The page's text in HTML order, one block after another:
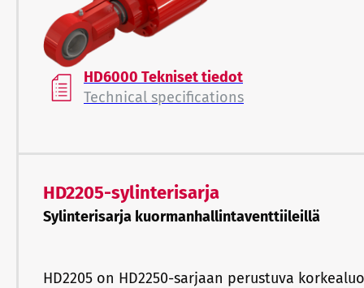
HD6000 Tekniset tiedot
Technical specifications
HD2205-sylinterisarja
Sylinterisarja kuormanhallintaventtiileillä
HD2205 on HD2250-sarjaan perustuva